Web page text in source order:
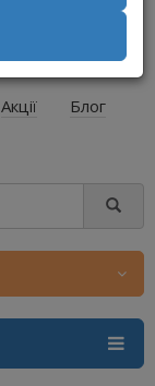
Акції
Блог